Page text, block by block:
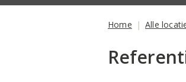
Home Alle